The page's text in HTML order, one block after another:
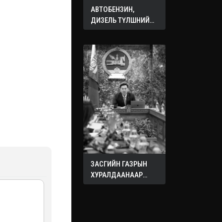
АВТОБЕНЗИН,
ДИЗЕЛЬ ТҮЛШНИЙ
ОНЦГОЙ АЛБАН
ЗАСГИЙН ГАЗРЫН
ХУРАЛДААНААР
ХЭЛЭЛЦЭЖ БУЙ